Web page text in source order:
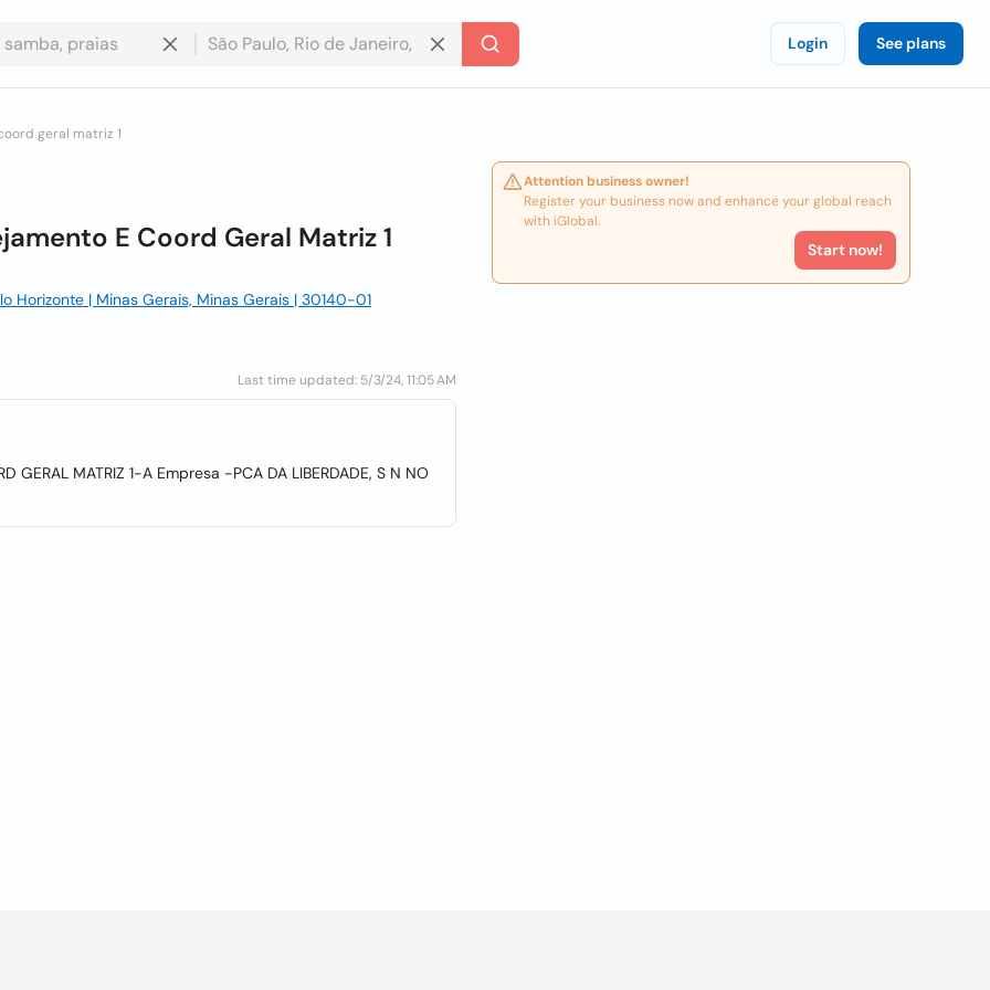
Login See plans
geral matriz 1
E Coord Geral Matriz 1
Horizonte | Minas Gerais, Minas Gerais | 30140-01
Last time updated: 5/3/24, 11:05 AM
GERAL MATRIZ 1-A Empresa -PCA DA LIBERDADE, S N NO
Attention business owner!
Register your business now and enhance your global reach
with iGlobal.
Start now!